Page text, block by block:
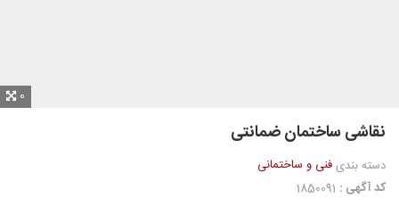
0
نقاشی ساختمان ضمانتی
دسته بندیفنی و ساختمانی
کد آگهی :